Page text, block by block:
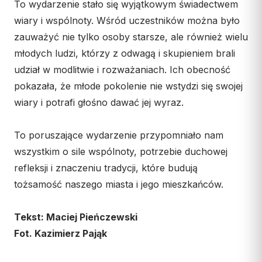
KURIA
Kuria Diecezjalna
Wydziały
Sąd Biskupi
Wydawnictwo
CENTRUM MEDIALNE
Biuro
Współpraca
Redakcja
Franciszkański Zakon
Skauci Króla
Bractwo św. Józefa
To wydarzenie stało się wyjątkowym świadectwem
wiary i wspólnoty. Wśród uczestników można było
zauważyć nie tylko osoby starsze, ale również wielu
młodych ludzi, którzy z odwagą i skupieniem brali
udział w modlitwie i rozważaniach. Ich obecność
pokazała, że młode pokolenie nie wstydzi się swojej
wiary i potrafi głośno dawać jej wyraz.
To poruszające wydarzenie przypomniało nam
wszystkim o sile wspólnoty, potrzebie duchowej
refleksji i znaczeniu tradycji, które budują
tożsamość naszego miasta i jego mieszkańców.
Tekst: Maciej Pieńczewski
Fot. Kazimierz Pająk